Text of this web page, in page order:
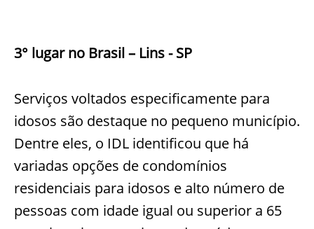
3° lugar no Brasil – Lins - SP
Serviços voltados especificamente para
idosos são destaque no pequeno município.
Dentre eles, o IDL identificou que há
variadas opções de condomínios
residenciais para idosos e alto número de
pessoas com idade igual ou superior a 65